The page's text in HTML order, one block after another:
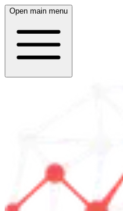
Open main menu